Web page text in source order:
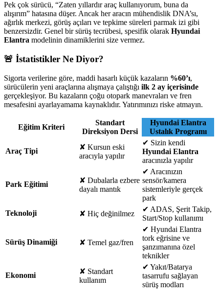
Pek çok sürücü, “Zaten yıllardır araç kullanıyorum, buna da
alışırım” hatasına düşer. Ancak her aracın mühendislik DNA’sı,
ağırlık merkezi, görüş açıları ve tepkime süreleri parmak izi gibi
benzersizdir. Genel bir sürüş tecrübesi, spesifik olarak Hyundai
Elantra modelinin dinamiklerini size vermez.
🚨 İstatistikler Ne Diyor?
Sigorta verilerine göre, maddi hasarlı küçük kazaların %60’ı,
sürücülerin yeni araçlarına alışmaya çalıştığı ilk 2 ay içerisinde
gerçekleşiyor. Bu kazaların çoğu otopark manevraları ve fren
mesafesini ayarlayamama kaynaklıdır. Yatırımınızı riske atmayın.
Eğitim Kriteri
Standart
Direksiyon Dersi
Hyundai Elantra
Ustalık Programı
Araç Tipi ✘ Kursun eski
aracıyla yapılır
✔ Sizin kendi
Hyundai Elantra
aracınızla yapılır
Park Eğitimi ✘ Dubalarla ezbere
dayalı mantık
✔ Aracınızın
sensör/kamera
sistemleriyle gerçek
park
Teknoloji
✘ Hiç değinilmez
✔ ADAS, Şerit Takip,
Start/Stop kullanımı
Sürüş Dinamiği ✘ Temel gaz/fren
✔ Hyundai Elantra
tork eğrisine ve
şanzımanına özel
teknikler
Ekonomi ✘ Standart
kullanım
✔ Yakıt/Batarya
tasarrufu sağlayan
sürüş modları